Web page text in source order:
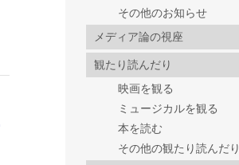
その他のお知らせ
メディア論の視座
観たり読んだり
映画を観る
ミュージカルを観る
本を読む
その他の観たり読んだり